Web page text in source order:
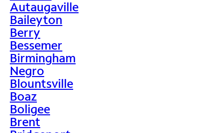
Autaugaville
Baileyton
Berry
Bessemer
Birmingham
Negro
Blountsville
Boaz
Boligee
Brent